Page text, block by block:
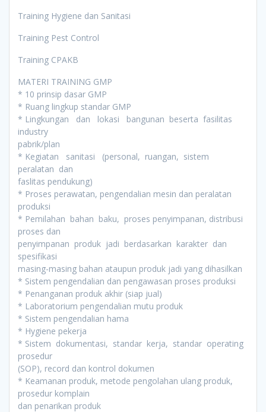
Training Hygiene dan Sanitasi
Training Pest Control
Training CPAKB
MATERI TRAINING GMP
* 10 prinsip dasar GMP
* Ruang lingkup standar GMP
* Lingkungan dan lokasi bangunan beserta fasilitas
industry
pabrik/plan
* Kegiatan sanitasi (personal, ruangan, sistem
peralatan dan
faslitas pendukung)
* Proses perawatan, pengendalian mesin dan peralatan
produksi
* Pemilahan bahan baku, proses penyimpanan, distribusi
proses dan
penyimpanan produk jadi berdasarkan karakter dan
spesifikasi
masing-masing bahan ataupun produk jadi yang dihasilkan
* Sistem pengendalian dan pengawasan proses produksi
* Penanganan produk akhir (siap jual)
* Laboratorium pengendalian mutu produk
* Sistem pengendalian hama
* Hygiene pekerja
* Sistem dokumentasi, standar kerja, standar operating
prosedur
(SOP), record dan kontrol dokumen
* Keamanan produk, metode pengolahan ulang produk,
prosedur komplain
dan penarikan produk